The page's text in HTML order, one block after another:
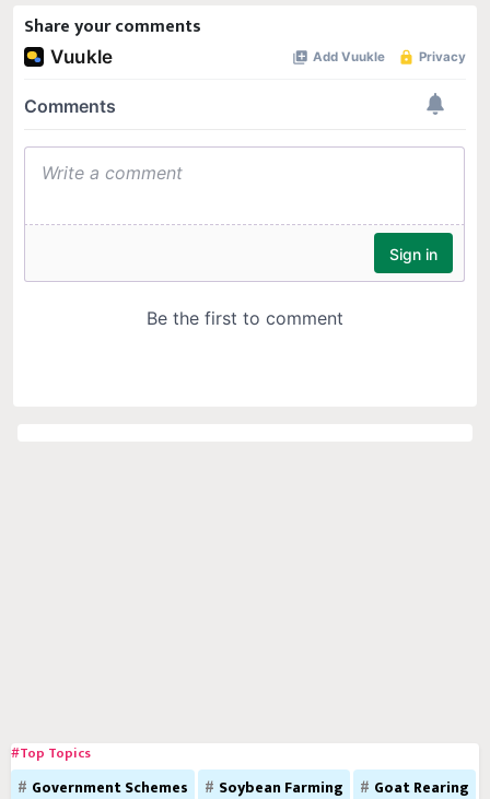
Share your comments
#Top Topics
Government Schemes Soybean Farming
Goat Rearing